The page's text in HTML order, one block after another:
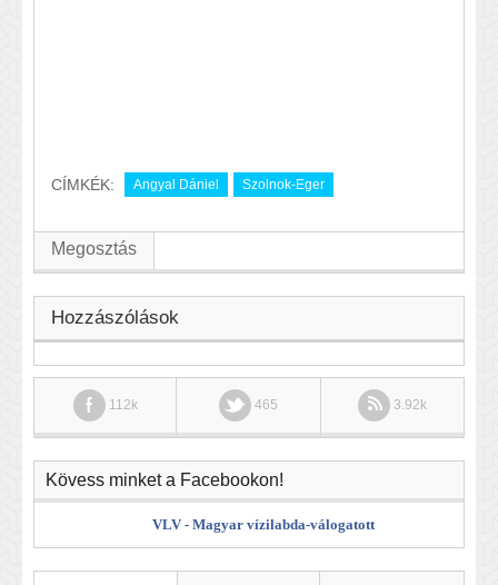
CÍMKÉK: Angyal Dániel Szolnok-Eger
Megosztás
Hozzászólások
112k 465 3.92k
Kövess minket a Facebookon!
VLV - Magyar vízilabda-válogatott